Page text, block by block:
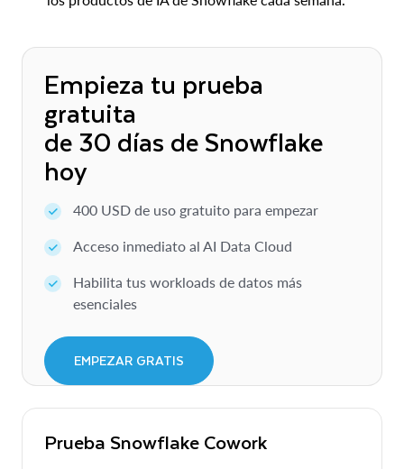
Empieza tu prueba
gratuita
de 30 días de Snowflake
hoy
400 USD de uso gratuito para empezar
Acceso inmediato al AI Data Cloud
Habilita tus workloads de datos más
esenciales
EMPEZAR GRATIS
Prueba Snowflake Cowork